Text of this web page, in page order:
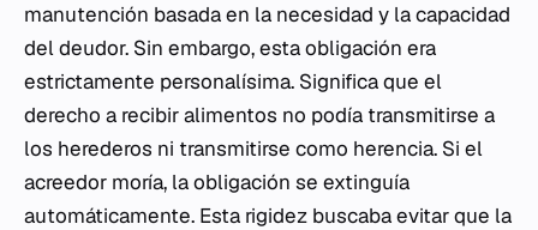
manutención basada en la necesidad y la capacidad
del deudor. Sin embargo, esta obligación era
estrictamente personalísima. Significa que el
derecho a recibir alimentos no podía transmitirse a
los herederos ni transmitirse como herencia. Si el
acreedor moría, la obligación se extinguía
automáticamente. Esta rigidez buscaba evitar que la